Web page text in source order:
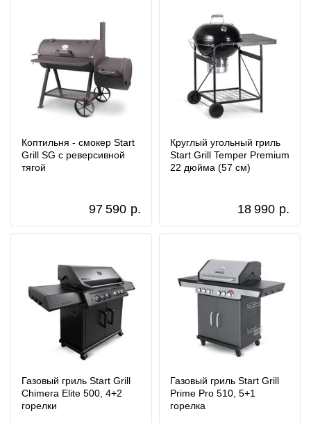
Коптильня - смокер Start
Grill SG с реверсивной
тягой
97 590 р.
Круглый угольный гриль
Start Grill Temper Premium
22 дюйма (57 см)
18 990 р.
Газовый гриль Start Grill
Chimera Elite 500, 4+2
горелки
Газовый гриль Start Grill
Prime Pro 510, 5+1
горелка